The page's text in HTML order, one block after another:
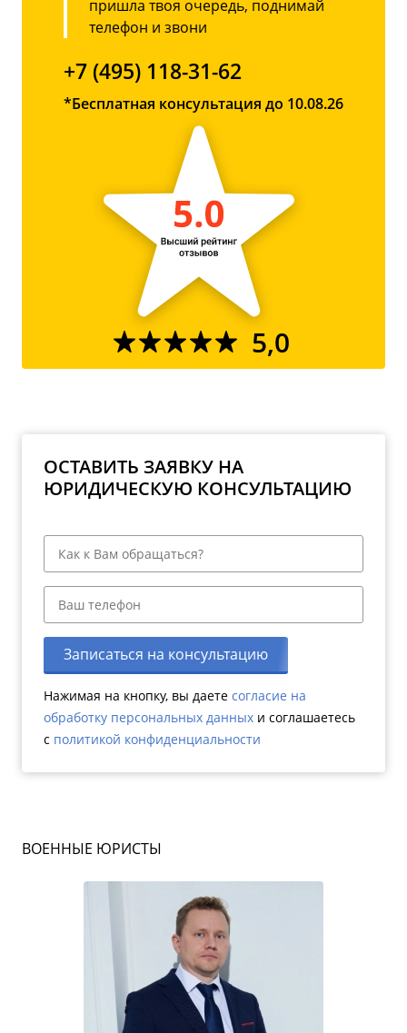
пришла твоя очередь, поднимай
телефон и звони
+7 (495) 118-31-62
*Бесплатная консультация до 10.08.26
5,0
ОСТАВИТЬ ЗАЯВКУ НА
ЮРИДИЧЕСКУЮ КОНСУЛЬТАЦИЮ
Записаться на консультацию
Нажимая на кнопку, вы даете согласие на
обработку персональных данных и соглашаетесь
c политикой конфиденциальности
ВОЕННЫЕ ЮРИСТЫ